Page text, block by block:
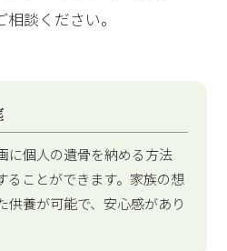
談ください。
に個人の遺骨を納める方法
ることができます。家族の想
供養が可能で、安心感があり